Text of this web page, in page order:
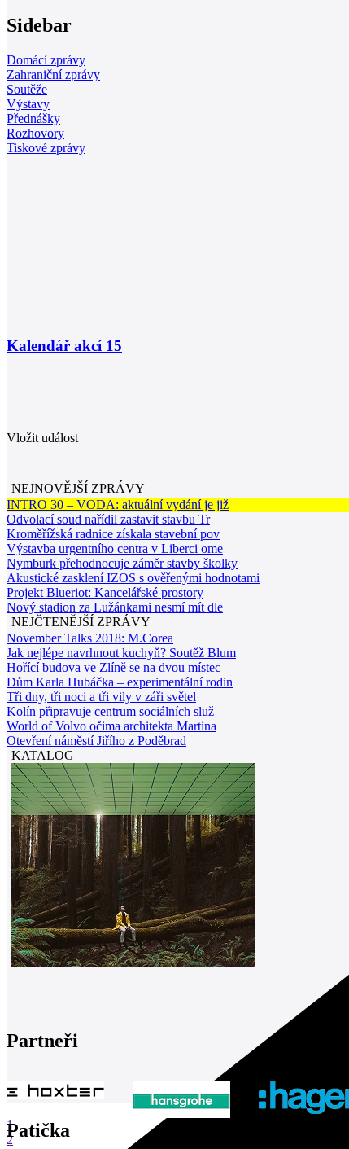
Sidebar
Domácí zprávy
Zahraniční zprávy
Soutěže
Výstavy
Přednášky
Rozhovory
Tiskové zprávy
Kalendář akcí 15
Vložit událost
NEJNOVĚJŠÍ ZPRÁVY
INTRO 30 – VODA: aktuální vydání je již
Odvolací soud nařídil zastavit stavbu Tr
Kroměřížská radnice získala stavební pov
Výstavba urgentního centra v Liberci ome
Nymburk přehodnocuje záměr stavby školky
Akustické zasklení IZOS s ověřenými hodnotami
Projekt Blueriot: Kancelářské prostory
Nový stadion za Lužánkami nesmí mít dle
NEJČTENĚJŠÍ ZPRÁVY
November Talks 2018: M.Corea
Jak nejlépe navrhnout kuchyň? Soutěž Blum
Hořící budova ve Zlíně se na dvou místec
Dům Karla Hubáčka – experimentální rodin
Tři dny, tři noci a tři vily v záři světel
Kolín připravuje centrum sociálních služ
World of Volvo očima architekta Martina
Otevření náměstí Jiřího z Poděbrad
KATALOG
Partneři
1
2
Patička